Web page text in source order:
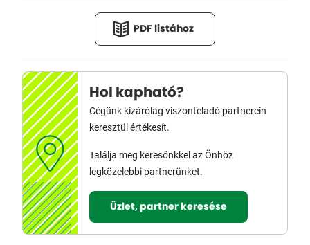
PDF listához
Hol kapható?
Cégünk kizárólag viszonteladó partnerein
keresztül értékesít.
Találja meg keresőnkkel az Önhöz
legközelebbi partnerünket.
Üzlet, partner keresése